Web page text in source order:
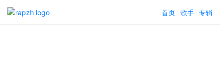
首页 歌手 专辑